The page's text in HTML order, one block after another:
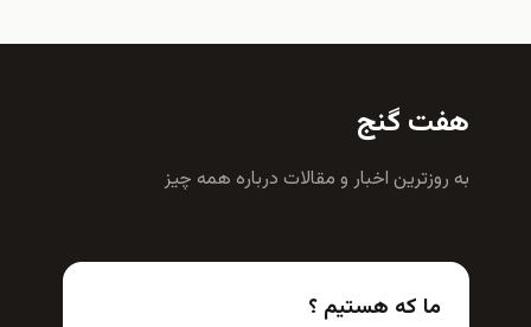
هفت گنج
به روزترين اخبار و مقالات درباره همه چيز
ما که هستیم ؟